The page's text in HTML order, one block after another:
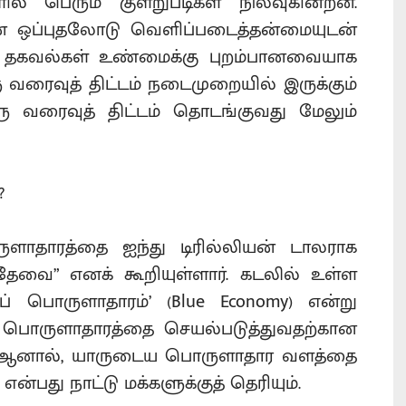
வெளிப்படைத்தன்மையுடன்
தகவல்கள் உண்மைக்கு புறம்பானவையாக
திட்டம் நடைமுறையில் இருக்கும்
திட்டம் தொடங்குவது மேலும்
ஐந்து டிரில்லியன் டாலராக
எனக் கூறியுள்ளார். கடலில் உள்ள
(Blue Economy) என்று
செயல்படுத்துவதற்கான
ஆனால், யாருடைய பொருளாதார வளத்தை
நாட்டு மக்களுக்குத் தெரியும்.